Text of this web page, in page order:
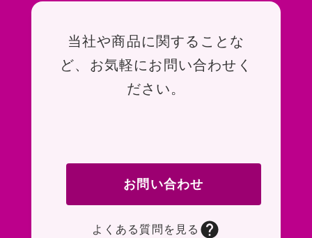
お問い合わせ
当社や商品に関することな
ど、お気軽にお問い合わせく
ださい。
お問い合わせ
よくある質問を見る